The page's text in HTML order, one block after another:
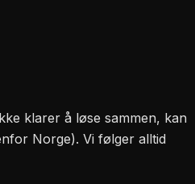
klarer å løse sammen, kan
Norge). Vi følger alltid